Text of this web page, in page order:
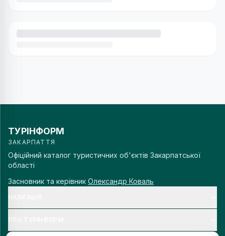
ТУРІНФОРМ
ЗАКАРПАТТЯ
Офіційний каталог туристичних об'єктів Закарпатської
області
Засновник та керівник Олександр Коваль